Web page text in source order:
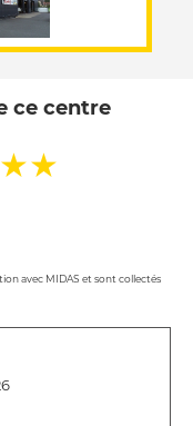
ce centre
★★
avec MIDAS et sont collectés